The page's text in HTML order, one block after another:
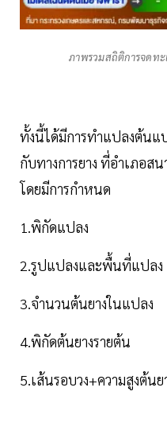
ภาพรวมสถิติการจดทะ
ทั้งนี้ได้มีการทำแปลงต้นแ
กับทางการยาง ที่อำเภอส
โดยมีการกำหนด
1.พิกัดแปลง
2.รูปแปลงและพื้นที่แปลง
3.จำนวนต้นยางในแปลง
4.พิกัดต้นยางรายต้น
5.เส้นรอบวง+ความสูงต้น